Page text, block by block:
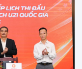
Châu lần thứ VI
của 14 đội
cầu hấp dẫn.
sẽ tung đội